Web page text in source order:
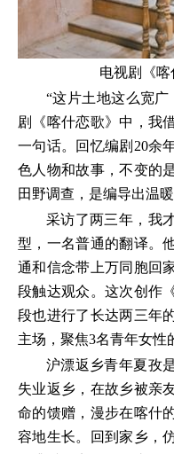
电视剧《
“这片土地这么宽
剧《喀什恋歌》中，我
一句话。回忆编剧20余
色人物和故事，不变的
田野调查，是编导出温暖
采访了两三年，我
型，一名普通的翻译。
通和信念带上万同胞回
段触达观众。这次创作
段也进行了长达两三年
主场，聚焦3名青年女性
沪漂返乡青年夏孜
失业返乡，在故乡被亲
命的馈赠，漫步在喀什
容地生长。回到家乡，